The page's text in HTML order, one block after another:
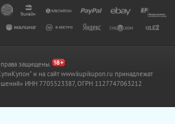
защищены.
и на сайт www.kupikupon.ru принадлежат
ИНН 7705523387, ОГРН 1127747063212